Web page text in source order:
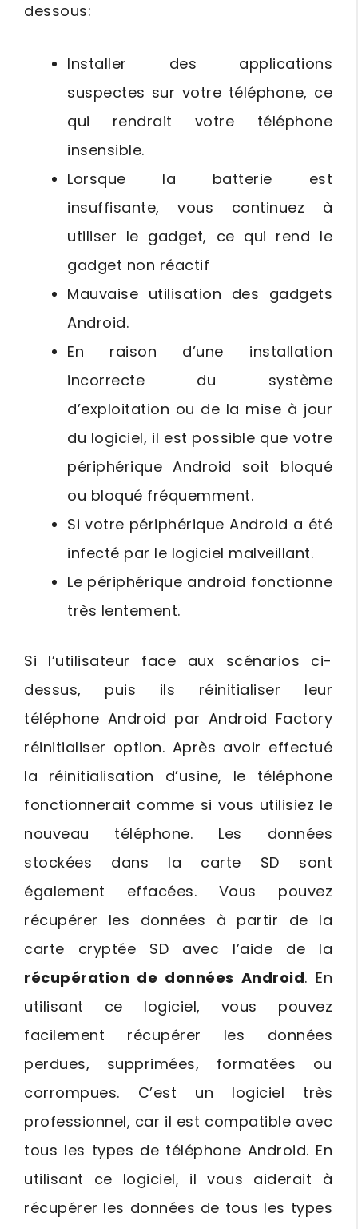
dessous:
Installer des applications
suspectes sur votre téléphone, ce
qui rendrait votre téléphone
insensible.
Lorsque la batterie est
insuffisante, vous continuez à
utiliser le gadget, ce qui rend le
gadget non réactif
Mauvaise utilisation des gadgets
Android.
En raison d’une installation
incorrecte du système
d’exploitation ou de la mise à jour
du logiciel, il est possible que votre
périphérique Android soit bloqué
ou bloqué fréquemment.
Si votre périphérique Android a été
infecté par le logiciel malveillant.
Le périphérique android fonctionne
très lentement.
Si l’utilisateur face aux scénarios ci-
dessus, puis ils réinitialiser leur
téléphone Android par Android Factory
réinitialiser option. Après avoir effectué
la réinitialisation d’usine, le téléphone
fonctionnerait comme si vous utilisiez le
nouveau téléphone. Les données
stockées dans la carte SD sont
également effacées. Vous pouvez
récupérer les données à partir de la
carte cryptée SD avec l’aide de la
récupération de données Android. En
utilisant ce logiciel, vous pouvez
facilement récupérer les données
perdues, supprimées, formatées ou
corrompues. C’est un logiciel très
professionnel, car il est compatible avec
tous les types de téléphone Android. En
utilisant ce logiciel, il vous aiderait à
récupérer les données de tous les types